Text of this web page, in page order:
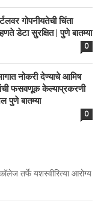
गोपनीयतेची चिंता
डेटा सुरक्षित | पुणे बातम्या
0
नोकरी देण्याचे आमिष
फसवणूक केल्याप्रकरणी
पुणे बातम्या
0
तर्फे यशस्वीरित्या आरोग्य